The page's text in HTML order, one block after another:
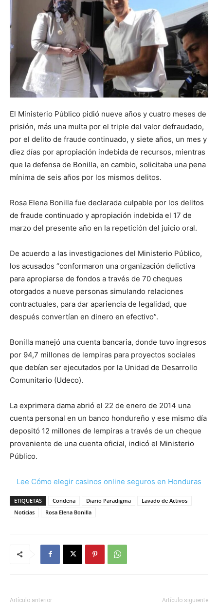
El Ministerio Público pidió nueve años y cuatro meses de
prisión, más una multa por el triple del valor defraudado,
por el delito de fraude continuado, y siete años, un mes y
diez días por apropiación indebida de recursos, mientras
que la defensa de Bonilla, en cambio, solicitaba una pena
mínima de seis años por los mismos delitos.
Rosa Elena Bonilla fue declarada culpable por los delitos
de fraude continuado y apropiación indebida el 17 de
marzo del presente año en la repetición del juicio oral.
De acuerdo a las investigaciones del Ministerio Público,
los acusados “conformaron una organización delictiva
para apropiarse de fondos a través de 70 cheques
otorgados a nueve personas simulando relaciones
contractuales, para dar apariencia de legalidad, que
después convertían en dinero en efectivo”.
Bonilla manejó una cuenta bancaria, donde tuvo ingresos
por 94,7 millones de lempiras para proyectos sociales
que debían ser ejecutados por la Unidad de Desarrollo
Comunitario (Udeco).
La exprimera dama abrió el 22 de enero de 2014 una
cuenta personal en un banco hondureño y ese mismo día
depositó 12 millones de lempiras a través de un cheque
proveniente de una cuenta oficial, indicó el Ministerio
Público.
Lee Cómo elegir casinos online seguros en Honduras
ETIQUETAS Condena Diario Paradigma
Lavado de Activos
Noticias
Rosa Elena Bonilla
Artículo anterior Artículo siguiente